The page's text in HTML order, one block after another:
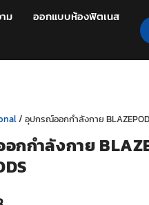
ม
ออกแบบห้องฟิตเนส
/ อุปกรณ์ออกกำลังกาย BLAZEPOD
กกำลังกาย